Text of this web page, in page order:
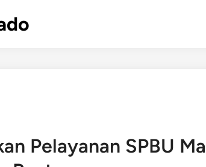
Pelayanan SPBU